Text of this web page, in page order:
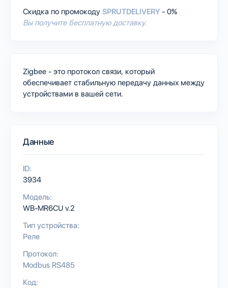
Скидка по промокоду SPRUTDELIVERY - 0%
Вы получите бесплатную доставку.
Zigbee - это протокол связи, который
обеспечивает стабильную передачу данных между
устройствами в вашей сети.
Данные
ID:
3934
Модель:
WB-MR6CU v.2
Тип устройства:
Реле
Протокол:
Modbus RS485
Код: